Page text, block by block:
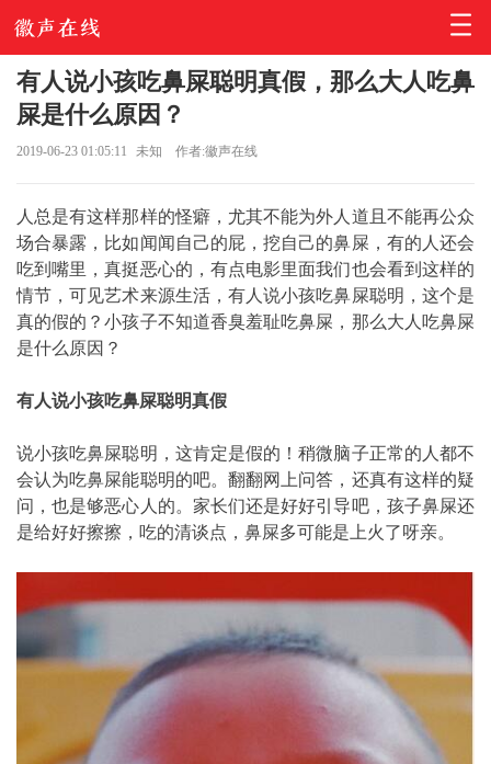
有人说小孩吃鼻屎聪明真假，那么大人吃鼻
屎是什么原因？
2019-06-23 01:05:11 未知 作者:徽声在线
人总是有这样那样的怪癖，尤其不能为外人道且不能再公众
场合暴露，比如闻闻自己的屁，挖自己的鼻屎，有的人还会
吃到嘴里，真挺恶心的，有点电影里面我们也会看到这样的
情节，可见艺术来源生活，有人说小孩吃鼻屎聪明，这个是
真的假的？小孩子不知道香臭羞耻吃鼻屎，那么大人吃鼻屎
是什么原因？
有人说小孩吃鼻屎聪明真假
说小孩吃鼻屎聪明，这肯定是假的！稍微脑子正常的人都不
会认为吃鼻屎能聪明的吧。翻翻网上问答，还真有这样的疑
问，也是够恶心人的。家长们还是好好引导吧，孩子鼻屎还
是给好好擦擦，吃的清谈点，鼻屎多可能是上火了呀亲。